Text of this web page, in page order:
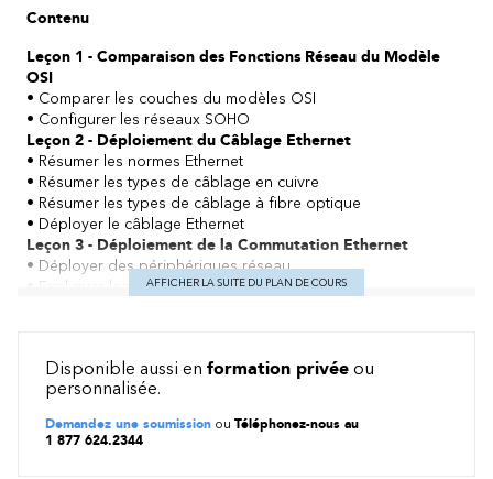
Contenu
Leçon 1 - Comparaison des Fonctions Réseau du Modèle
OSI
• Comparer les couches du modèles OSI
• Configurer les réseaux SOHO
Leçon 2 - Déploiement du Câblage Ethernet
• Résumer les normes Ethernet
• Résumer les types de câblage en cuivre
• Résumer les types de câblage à fibre optique
• Déployer le câblage Ethernet
Leçon 3 - Déploiement de la Commutation Ethernet
• Déployer des périphériques réseau
• Expliquer les interfaces réseau
réseaux câblés
Leçon 5 - Expliquer l'Adressage IPv4
• Expliquer le transfert de paquets IPv4 entre les segments
AFFICHER LA SUITE DU PLAN DE COURS
Disponible aussi en formation privée ou
personnalisée.
Demandez une soumission ou Téléphonez-nous au
1 877 624.2344